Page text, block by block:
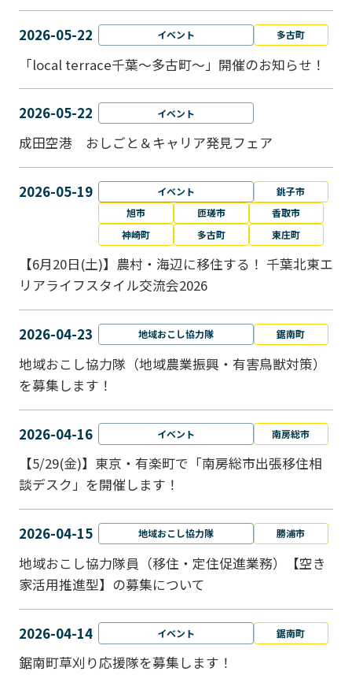
2026-05-22 イベント 多古町
「local terrace千葉～多古町～」開催のお知らせ！
2026-05-22 イベント
成田空港 おしごと＆キャリア発見フェア
2026-05-19 イベント
銚子市
旭市
匝瑳市
香取市
神崎町
多古町 東庄町
【6月20日(土)】農村・海辺に移住する！ 千葉北東エ
リアライフスタイル交流会2026
2026-04-23 地域おこし協力隊 鋸南町
地域おこし協力隊（地域農業振興・有害鳥獣対策）
を募集します！
2026-04-16 イベント 南房総市
【5/29(金)】東京・有楽町で「南房総市出張移住相
談デスク」を開催します！
2026-04-15 地域おこし協力隊 勝浦市
地域おこし協力隊員（移住・定住促進業務）【空き
家活用推進型】の募集について
2026-04-14 イベント 鋸南町
鋸南町草刈り応援隊を募集します！